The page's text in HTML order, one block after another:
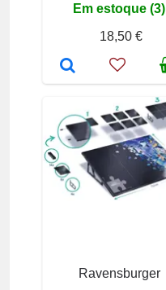
Em estoque (3)
18,50 €
Ravensburger